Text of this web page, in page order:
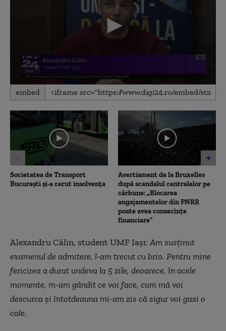
0
seconds
2
minutes,
25
seconds
embed
Societatea de Transport
București și-a cerut insolvența
Avertisment de la Bruxelles
după scandalul centralelor pe
cărbune: „Blocarea
angajamentelor din PNRR
poate avea consecințe
financiare”
Alexandru Călin, student UMF Iași:Am susținut
examenul de admitere, l-am trecut cu brio. Pentru mine
fericirea a durat undeva la 5 zile, deoarece, în acele
momente, m-am gândit ce voi face, cum mă voi
descurca și întotdeauna mi-am zis că sigur voi gasi o
cale.